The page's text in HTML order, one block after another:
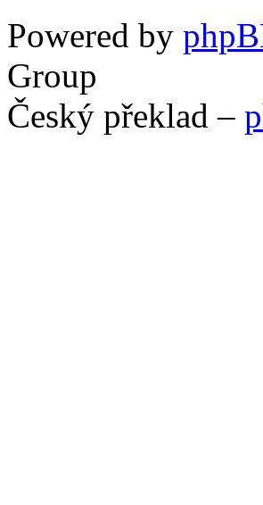
Powered by
Group
Český překlad –